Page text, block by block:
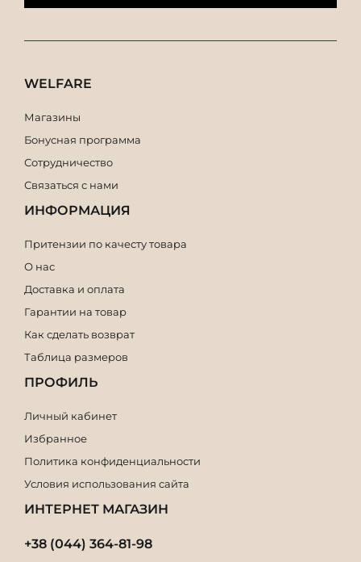
WELFARE
Магазины
Бонусная программа
Сотрудничество
Связаться с нами
ИНФОРМАЦИЯ
Притензии по качесту товара
О нас
Доставка и оплата
Гарантии на товар
Как сделать возврат
Таблица размеров
ПРОФИЛЬ
Личный кабинет
Избранное
Политика конфиденциальности
Условия использования сайта
ИНТЕРНЕТ МАГАЗИН
+38 (044) 364-81-98